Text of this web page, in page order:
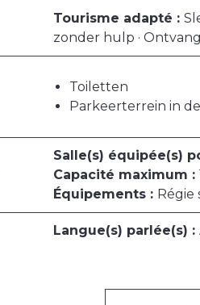
Tourisme adapté :
zonder hulp ·
Toiletten
Parkeerterrein in
Salle(s) équipée(s)
Capacité maximum :
Équipements : Régie
Langue(s) parlée(s) :